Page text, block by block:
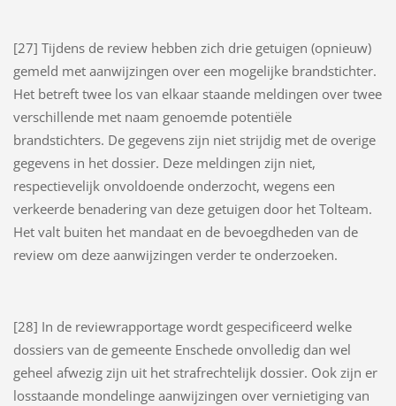
[27] Tijdens de review hebben zich drie getuigen (opnieuw)
gemeld met aanwijzingen over een mogelijke brandstichter.
Het betreft twee los van elkaar staande meldingen over twee
verschillende met naam genoemde potentiële
brandstichters. De gegevens zijn niet strijdig met de overige
gegevens in het dossier. Deze meldingen zijn niet,
respectievelijk onvoldoende onderzocht, wegens een
verkeerde benadering van deze getuigen door het Tolteam.
Het valt buiten het mandaat en de bevoegdheden van de
review om deze aanwijzingen verder te onderzoeken.
[28] In de reviewrapportage wordt gespecificeerd welke
dossiers van de gemeente Enschede onvolledig dan wel
geheel afwezig zijn uit het strafrechtelijk dossier. Ook zijn er
losstaande mondelinge aanwijzingen over vernietiging van